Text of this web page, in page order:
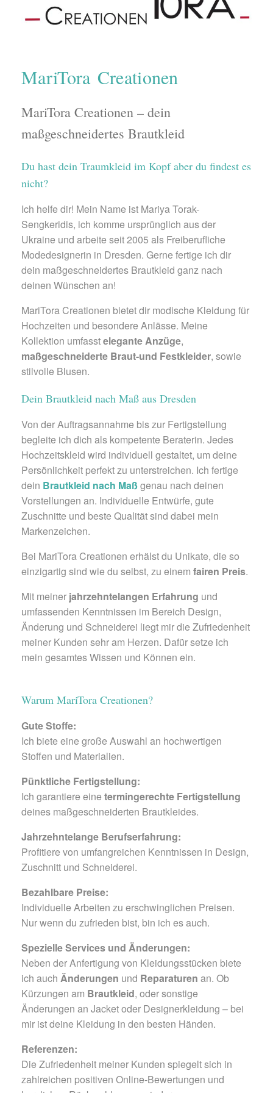
MariTora Creationen
MariTora Creationen – dein
maßgeschneidertes Brautkleid
Du hast dein Traumkleid im Kopf aber du findest es
nicht?
Ich helfe dir! Mein Name ist Mariya Torak-
Sengkeridis, ich komme ursprünglich aus der
Ukraine und arbeite seit 2005 als Freiberufliche
Modedesignerin in Dresden. Gerne fertige ich dir
dein maßgeschneidertes Brautkleid ganz nach
deinen Wünschen an!
MariTora Creationen bietet dir modische Kleidung für
Hochzeiten und besondere Anlässe. Meine
Kollektion umfasstelegante Anzüge,
maßgeschneiderte Braut-und Festkleider, sowie
stilvolle Blusen.
Dein Brautkleid nach Maß aus Dresden
Von der Auftragsannahme bis zur Fertigstellung
begleite ich dich als kompetente Beraterin. Jedes
Hochzeitskleid wird individuell gestaltet, um deine
Persönlichkeit perfekt zu unterstreichen. Ich fertige
dein Brautkleid nach Maßgenau nach deinen
Vorstellungen an. Individuelle Entwürfe, gute
Zuschnitte und beste Qualität sind dabei mein
Markenzeichen.
Bei MariTora Creationen erhälst du Unikate, die so
einzigartig sind wie du selbst, zu einem fairen Preis.
Mit meiner jahrzehntelangen Erfahrung und
umfassenden Kenntnissen im Bereich Design,
Änderung und Schneiderei liegt mir die Zufriedenheit
meiner Kunden sehr am Herzen. Dafür setze ich
mein gesamtes Wissen und Können ein.
Warum MariTora Creationen?
Gute Stoffe:
Ich biete eine große Auswahl an hochwertigen
Stoffen und Materialien.
Pünktliche Fertigstellung:
Ich garantiere eine termingerechte Fertigstellung
deines maßgeschneiderten Brautkleides.
Jahrzehntelange Berufserfahrung:
Profitiere von umfangreichen Kenntnissen in Design,
Zuschnitt und Schneiderei.
Bezahlbare Preise:
Individuelle Arbeiten zu erschwinglichen Preisen.
Nur wenn du zufrieden bist, bin ich es auch.
Spezielle Services und Änderungen:
Neben der Anfertigung von Kleidungsstücken biete
ich auch Änderungen und Reparaturen an. Ob
Kürzungen am Brautkleid, oder sonstige
Änderungen an Jacket oder Designerkleidung – bei
mir ist deine Kleidung in den besten Händen.
Referenzen:
Die Zufriedenheit meiner Kunden spiegelt sich in
zahlreichen positiven Online-Bewertungen und